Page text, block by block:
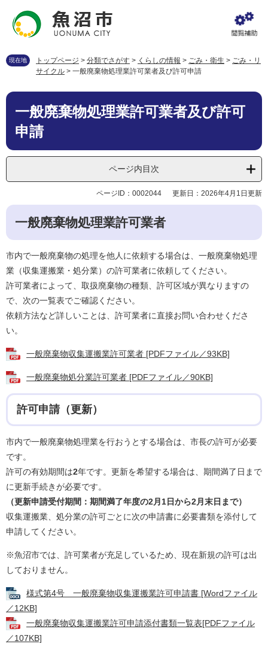
先
す
を
し
へ
現在地 トップページ > 分類でさがす > くらしの情報 > ごみ・衛生 > ごみ・リ
サイクル > 一般廃棄物処理業許可業者及び許可申請
本
一般廃棄物処理業許可業者及び許可
申請
ページ内目次
ページID：0002044 更新日：2026年4月1日更新
一般廃棄物処理業許可業者
市内で一般廃棄物の処理を他人に依頼する場合は、一般廃棄物処理
業（収集運搬業・処分業）の許可業者に依頼してください。
許可業者によって、取扱廃棄物の種類、許可区域が異なりますの
で、次の一覧表でご確認ください。
依頼方法など詳しいことは、許可業者に直接お問い合わせくださ
い。
一般廃棄物収集運搬業許可業者 [PDFファイル／93KB]
一般廃棄物処分業許可業者 [PDFファイル／90KB]
許可申請（更新）
市内で一般廃棄物処理業を行おうとする場合は、市長の許可が必要
です。
許可の有効期間は2年です。更新を希望する場合は、期間満了日まで
に更新手続きが必要です。
（更新申請受付期間：期間満了年度の2月1日から2月末日まで）
収集運搬業、処分業の許可ごとに次の申請書に必要書類を添付して
申請してください。
※魚沼市では、許可業者が充足しているため、現在新規の許可は出
しておりません。
様式第4号 一般廃棄物収集運搬業許可申請書 [Wordファイル
／12KB]
一般廃棄物収集運搬業許可申請添付書類一覧表[PDFファイル
／107KB]